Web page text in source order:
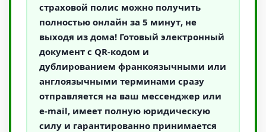
страховой полис можно получить
полностью онлайн за 5 минут, не
выходя из дома! Готовый электронный
документ с QR-кодом и
дублированием франкоязычными или
англоязычными терминами сразу
отправляется на ваш мессенджер или
e-mail, имеет полную юридическую
силу и гарантированно принимается